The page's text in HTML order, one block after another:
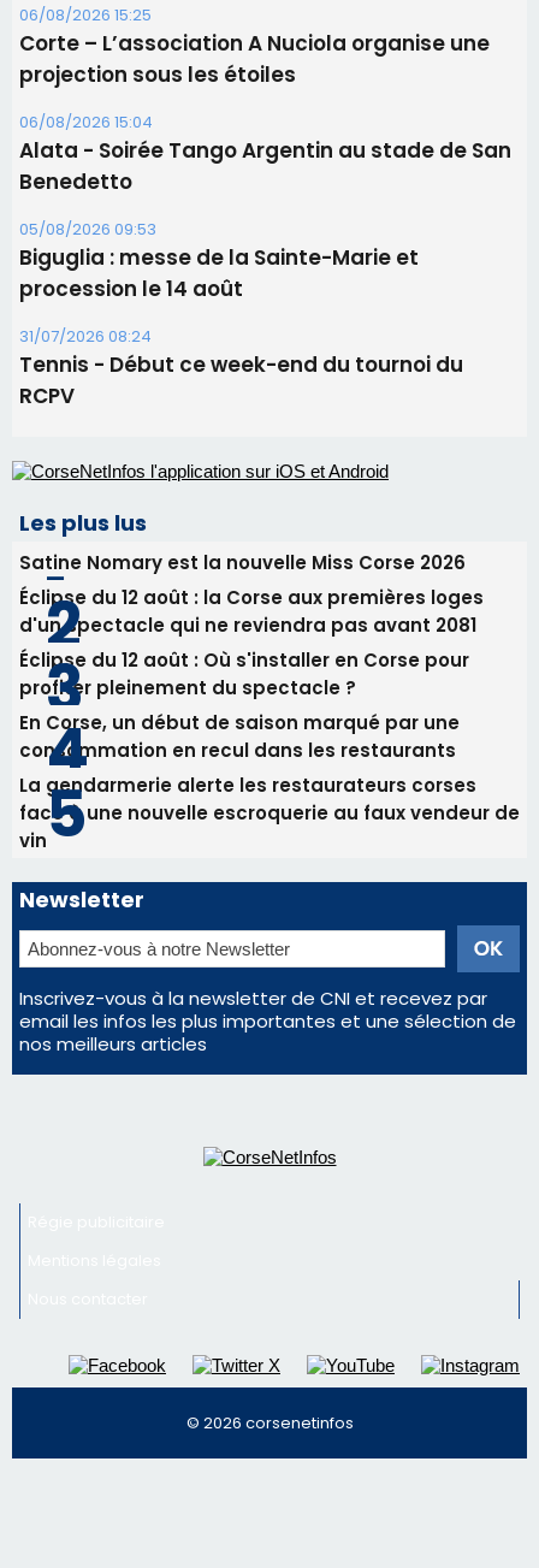
06/08/2026 15:25
Corte – L’association A Nuciola organise une
projection sous les étoiles
06/08/2026 15:04
Alata - Soirée Tango Argentin au stade de San
Benedetto
05/08/2026 09:53
Biguglia : messe de la Sainte-Marie et
procession le 14 août
31/07/2026 08:24
Tennis - Début ce week-end du tournoi du
RCPV
Les plus lus
Satine Nomary est la nouvelle Miss Corse 2026
Éclipse du 12 août : la Corse aux premières loges
d'un spectacle qui ne reviendra pas avant 2081
Éclipse du 12 août : Où s'installer en Corse pour
profiter pleinement du spectacle ?
En Corse, un début de saison marqué par une
consommation en recul dans les restaurants
La gendarmerie alerte les restaurateurs corses
face à une nouvelle escroquerie au faux vendeur de
vin
Newsletter
Inscrivez-vous à la newsletter de CNI et recevez par
email les infos les plus importantes et une sélection de
nos meilleurs articles
© 2026 corsenetinfos